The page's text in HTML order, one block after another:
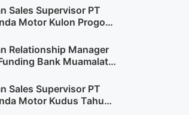
Sales Supervisor PT
Motor Kulon Progo
(Resmi)
Relationship Manager
Bank Muamalat
Tahun 2025 (Apply
Sales Supervisor PT
Motor Kudus Tahun